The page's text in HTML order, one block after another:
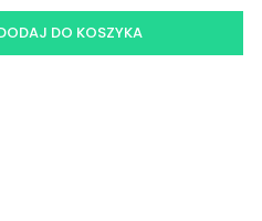
DO KOSZYKA